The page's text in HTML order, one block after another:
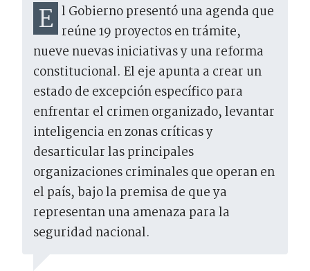
El Gobierno presentó una agenda que reúne 19 proyectos en trámite,
nueve nuevas iniciativas y una reforma
constitucional. El eje apunta a crear un
estado de excepción específico para
enfrentar el crimen organizado, levantar
inteligencia en zonas críticas y
desarticular las principales
organizaciones criminales que operan en
el país, bajo la premisa de que ya
representan una amenaza para la
seguridad nacional.